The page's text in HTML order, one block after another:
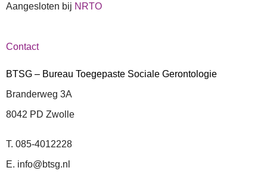
Aangesloten bij NRTO
Contact
BTSG – Bureau Toegepaste Sociale Gerontologie
Branderweg 3A
8042 PD Zwolle
T. 085-4012228
E. info@btsg.nl